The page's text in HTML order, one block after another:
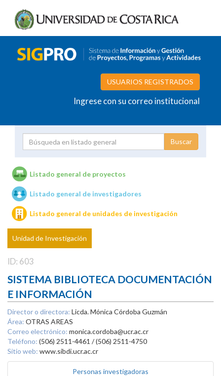
USUARIOS REGISTRADOS
Ingrese con su correo institucional
Unidades de investigación
Listado general de proyectos
Listado general de investigadores
Listado general de unidades de investigación
Unidad de Investigación
ID: 603
SISTEMA BIBLIOTECA DOCUMENTACIÓN
E INFORMACIÓN
Director o directora: Licda. Mónica Córdoba Guzmán
Área: OTRAS AREAS
Correo electrónico: monica.cordoba@ucr.ac.cr
Teléfono: (506) 2511-4461 / (506) 2511-4750
Sitio web: www.sibdi.ucr.ac.cr
Personas investigadoras